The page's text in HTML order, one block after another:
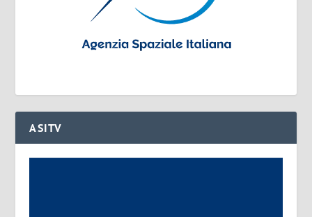
ASITV